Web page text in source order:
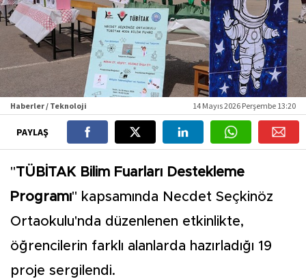
Haberler / Teknoloji 14 Mayıs 2026 Perşembe 13:20
PAYLAŞ
"TÜBİTAK Bilim Fuarları Destekleme
Programı" kapsamında Necdet Seçkinöz
Ortaokulu'nda düzenlenen etkinlikte,
öğrencilerin farklı alanlarda hazırladığı 19
proje sergilendi.